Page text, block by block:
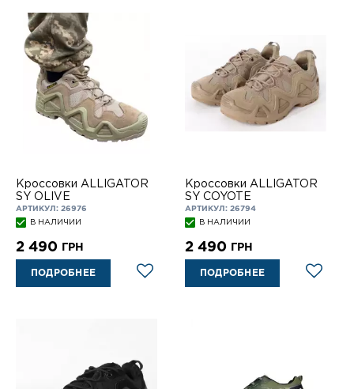
Кроссовки ALLIGATOR
SY OLIVE
АРТИКУЛ: 26976
В НАЛИЧИИ
2 490 ГРН
ПОДРОБНЕЕ
Кроссовки ALLIGATOR
SY COYOTE
АРТИКУЛ: 26794
В НАЛИЧИИ
2 490 ГРН
ПОДРОБНЕЕ